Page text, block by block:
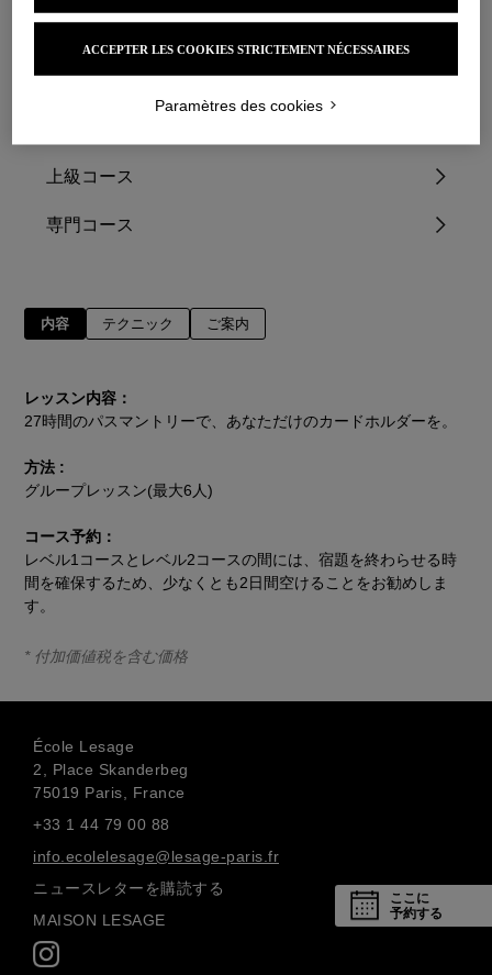
ここに
予約する
リボン刺繍：レベル1
6 時間 |
上級コース
専門コース
内容 テクニック ご案内
レッスン内容：
27時間のパスマントリーで、あなただけのカードホルダーを。
方法 :
グループレッスン(最大6人)
コース予約：
レベル1コースとレベル2コースの間には、宿題を終わらせる時
間を確保するため、少なくとも2日間空けることをお勧めしま
す。
* 付加価値税を含む価格
École Lesage
2, Place Skanderbeg
75019 Paris, France
+33 1 44 79 00 88
info.ecolelesage@lesage-paris.fr
ニュースレターを購読する
MAISON LESAGE
ACCEPTER LES COOKIES STRICTEMENT NÉCESSAIRES
Paramètres des cookies